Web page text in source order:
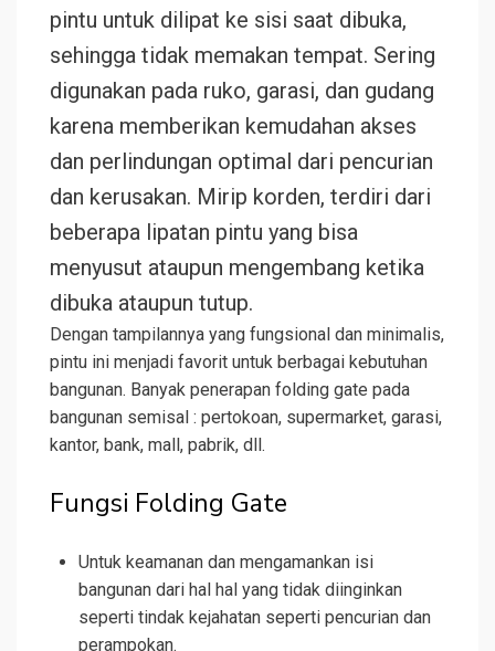
pintu untuk dilipat ke sisi saat dibuka,
sehingga tidak memakan tempat. Sering
digunakan pada ruko, garasi, dan gudang
karena memberikan kemudahan akses
dan perlindungan optimal dari pencurian
dan kerusakan. Mirip korden, terdiri dari
beberapa lipatan pintu yang bisa
menyusut ataupun mengembang ketika
dibuka ataupun tutup.
Dengan tampilannya yang fungsional dan minimalis,
pintu ini menjadi favorit untuk berbagai kebutuhan
bangunan. Banyak penerapan folding gate pada
bangunan semisal : pertokoan, supermarket, garasi,
kantor, bank, mall, pabrik, dll.
Fungsi Folding Gate
Untuk keamanan dan mengamankan isi
bangunan dari hal hal yang tidak diinginkan
seperti tindak kejahatan seperti pencurian dan
perampokan.